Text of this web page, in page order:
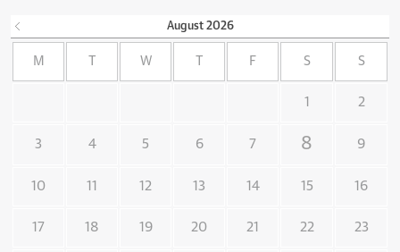
August 2026
M W F S S
1 2
3 4 5 6 7 8 9
10 11 12 13 14 15 16
17 18 19 20 21 22 23